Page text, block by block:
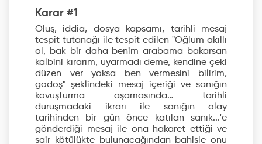
Karar #1
Oluş, iddia, dosya kapsamı, tarihli mesaj
tespit tutanağı ile tespit edilen "Oğlum akıllı
ol, bak bir daha benim arabama bakarsan
kalbini kırarım, uyarmadı deme, kendine çeki
düzen ver yoksa ben vermesini bilirim,
godoş" şeklindeki mesaj içeriği ve sanığın
kovuşturma aşamasında… tarihli
duruşmadaki ikrarı ile sanığın olay
tarihinden bir gün önce katılan sanık...'e
gönderdiği mesaj ile ona hakaret ettiği ve
sair kötülükte bulunacağından bahisle onu